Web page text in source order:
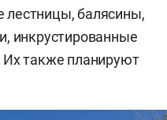
лестницы, балясины,
инкрустированные
Их также планируют